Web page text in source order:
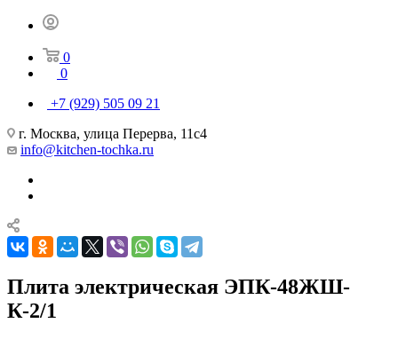
0
0
+7 (929) 505 09 21
г. Москва, улица Перерва, 11с4
info@kitchen-tochka.ru
Плита электрическая ЭПК-48ЖШ-
К-2/1